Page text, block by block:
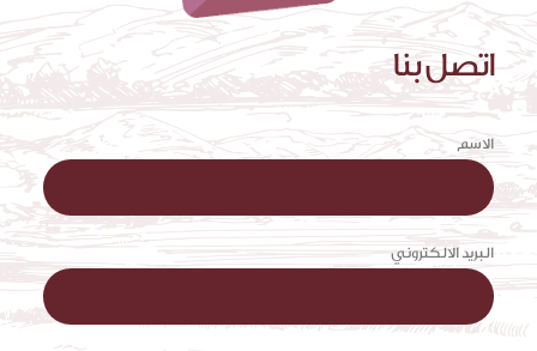
اتصل بنا
الاسم
البريد الالكتروني